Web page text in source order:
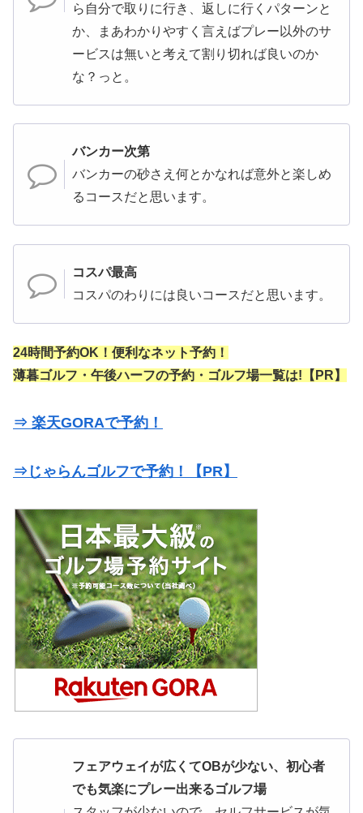
ら自分で取りに行き、返しに行くパターンと
か、まあわかりやすく言えばプレー以外のサ
ービスは無いと考えて割り切れば良いのか
な？っと。
バンカー次第
バンカーの砂さえ何とかなれば意外と楽しめ
るコースだと思います。
コスパ最高
コスパのわりには良いコースだと思います。
24時間予約OK！便利なネット予約！
薄暮ゴルフ・午後ハーフの予約・ゴルフ場一覧は!【PR】
⇒ 楽天GORAで予約！
⇒じゃらんゴルフで予約！【PR】
フェアウェイが広くてOBが少ない、初心者
でも気楽にプレー出来るゴルフ場